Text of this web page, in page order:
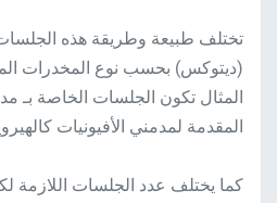
تختلف طبيعة وطريقة هذه
(ديتوكس) بحسب نوع المخدرات
المثال تكون الجلسات الخاصة بـ
المقدمة لمدمني الأفيونيات
كما يختلف عدد الجلسات اللازمة